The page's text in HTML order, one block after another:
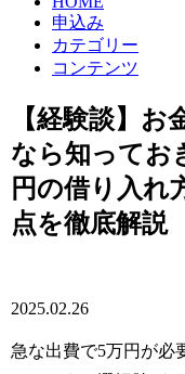
申込み
カテゴリー
コンテンツ
【経験談】お
なら知ってお
円の借り入れ
点を徹底解説
2025.02.26
急な出費で5万円が必